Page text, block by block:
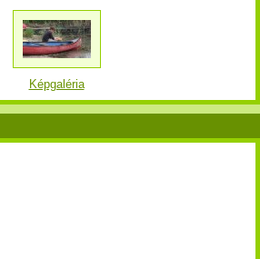
Képgaléria